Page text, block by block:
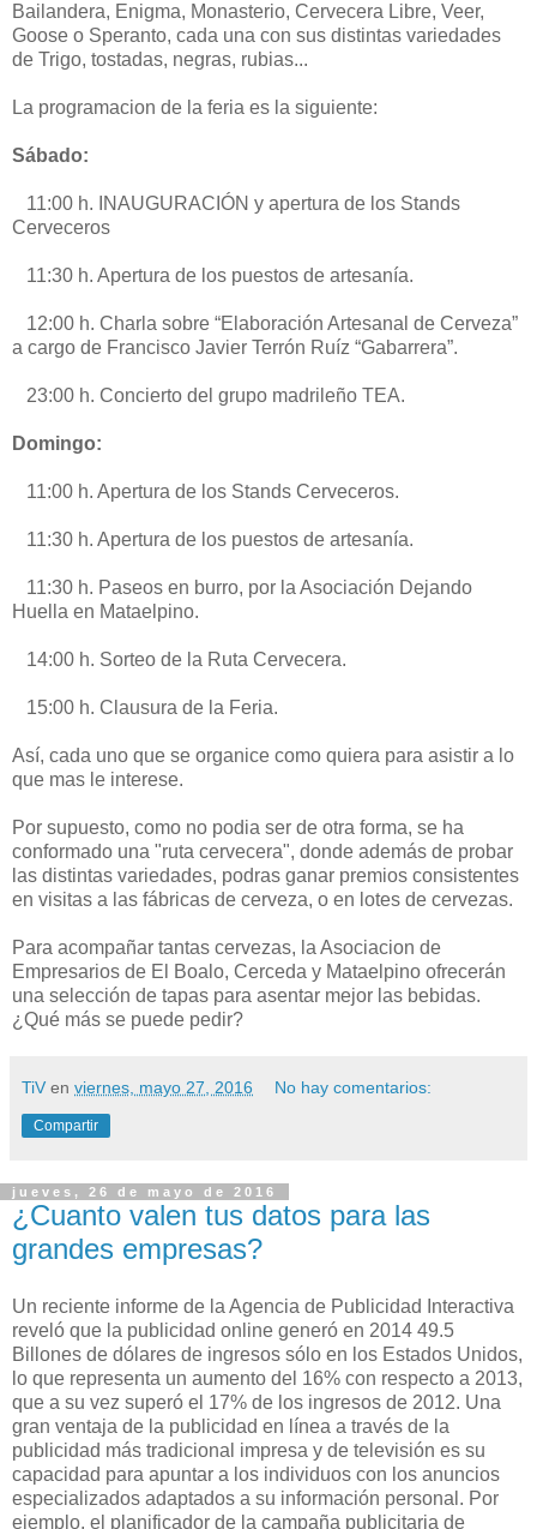
Bailandera, Enigma, Monasterio, Cervecera Libre, Veer,
Goose o Speranto, cada una con sus distintas variedades
de Trigo, tostadas, negras, rubias...
La programacion de la feria es la siguiente:
Sábado:
11:00 h. INAUGURACIÓN y apertura de los Stands
Cerveceros
11:30 h. Apertura de los puestos de artesanía.
12:00 h. Charla sobre “Elaboración Artesanal de Cerveza”
a cargo de Francisco Javier Terrón Ruíz “Gabarrera”.
23:00 h. Concierto del grupo madrileño TEA.
Domingo:
11:00 h. Apertura de los Stands Cerveceros.
11:30 h. Apertura de los puestos de artesanía.
11:30 h. Paseos en burro, por la Asociación Dejando
Huella en Mataelpino.
14:00 h. Sorteo de la Ruta Cervecera.
15:00 h. Clausura de la Feria.
Así, cada uno que se organice como quiera para asistir a lo
que mas le interese.
Por supuesto, como no podia ser de otra forma, se ha
conformado una "ruta cervecera", donde además de probar
las distintas variedades, podras ganar premios consistentes
en visitas a las fábricas de cerveza, o en lotes de cervezas.
Para acompañar tantas cervezas, la Asociacion de
Empresarios de El Boalo, Cerceda y Mataelpino ofrecerán
una selección de tapas para asentar mejor las bebidas.
¿Qué más se puede pedir?
TiV en viernes, mayo 27, 2016 No hay comentarios:
Compartir
jueves, 26 de mayo de 2016
¿Cuanto valen tus datos para las
grandes empresas?
Un reciente informe de la Agencia de Publicidad Interactiva
reveló que la publicidad online generó en 2014 49.5
Billones de dólares de ingresos sólo en los Estados Unidos,
lo que representa un aumento del 16% con respecto a 2013,
que a su vez superó el 17% de los ingresos de 2012. Una
gran ventaja de la publicidad en línea a través de la
publicidad más tradicional impresa y de televisión es su
capacidad para apuntar a los individuos con los anuncios
especializados adaptados a su información personal. Por
ejemplo, el planificador de la campaña publicitaria de